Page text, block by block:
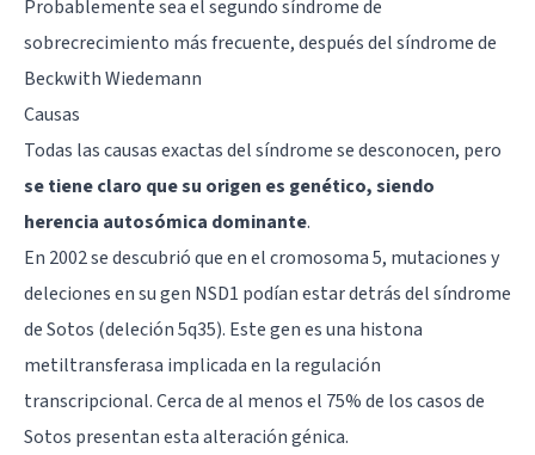
Probablemente sea el segundo síndrome de
sobrecrecimiento más frecuente, después del síndrome de
Beckwith Wiedemann
Causas
Todas las causas exactas del síndrome se desconocen, pero
se tiene claro que su origen es genético, siendo
herencia autosómica dominante.
En 2002 se descubrió que en el cromosoma 5, mutaciones y
deleciones en su gen NSD1 podían estar detrás del síndrome
de Sotos (deleción 5q35). Este gen es una histona
metiltransferasa implicada en la regulación
transcripcional. Cerca de al menos el 75% de los casos de
Sotos presentan esta alteración génica.